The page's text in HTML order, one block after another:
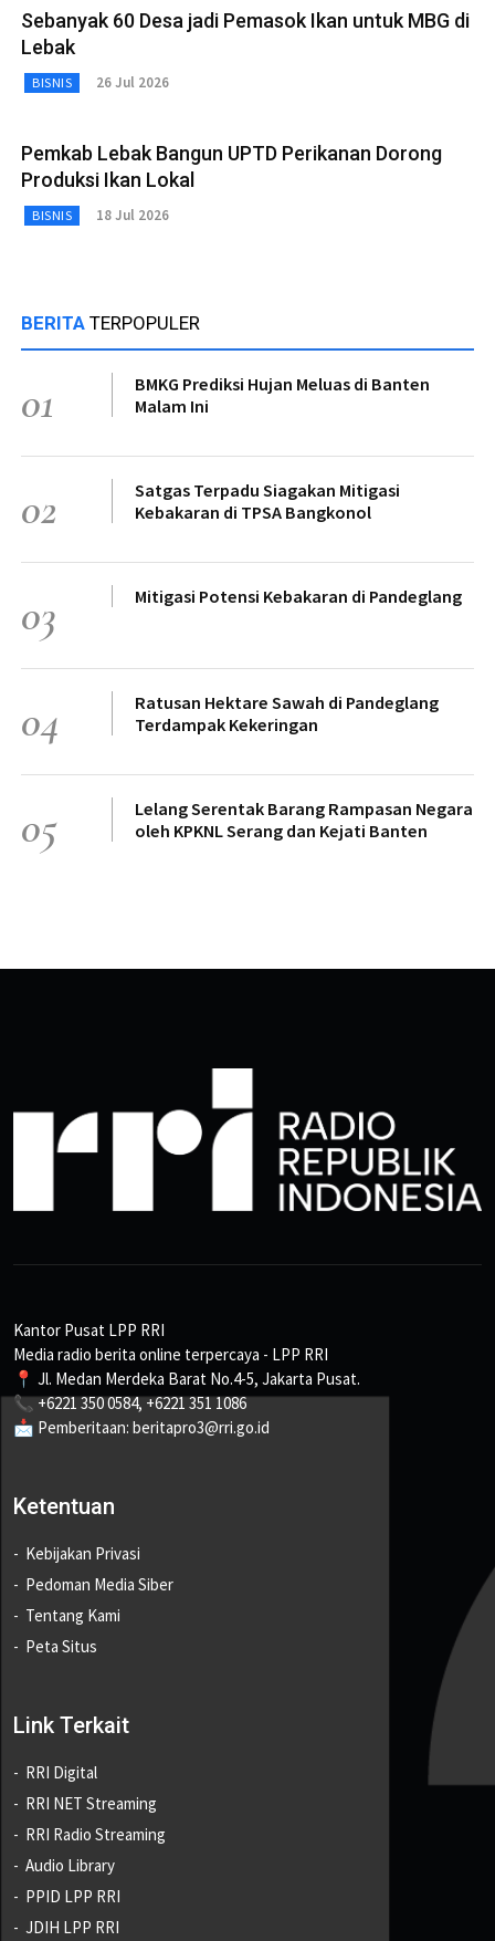
Sebanyak 60 Desa jadi Pemasok Ikan untuk MBG di
Lebak
BISNIS 26 Jul 2026
Pemkab Lebak Bangun UPTD Perikanan Dorong
Produksi Ikan Lokal
BISNIS 18 Jul 2026
BERITA TERPOPULER
01
BMKG Prediksi Hujan Meluas di Banten
Malam Ini
02
Satgas Terpadu Siagakan Mitigasi
Kebakaran di TPSA Bangkonol
03 Mitigasi Potensi Kebakaran di Pandeglang
04
Ratusan Hektare Sawah di Pandeglang
Terdampak Kekeringan
05
Lelang Serentak Barang Rampasan Negara
oleh KPKNL Serang dan Kejati Banten
Kantor Pusat LPP RRI
Media radio berita online terpercaya - LPP RRI
📍 Jl. Medan Merdeka Barat No.4-5, Jakarta Pusat.
📞 +6221 350 0584, +6221 351 1086
📩 Pemberitaan: beritapro3@rri.go.id
Ketentuan
Kebijakan Privasi
Pedoman Media Siber
Tentang Kami
Peta Situs
Link Terkait
RRI Digital
RRI NET Streaming
RRI Radio Streaming
Audio Library
PPID LPP RRI
JDIH LPP RRI